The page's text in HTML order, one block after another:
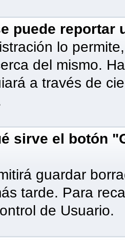
puede reportar
lo
del mismo.
a través de
sirve el botón
guardar
tarde. Para
de Usuario.